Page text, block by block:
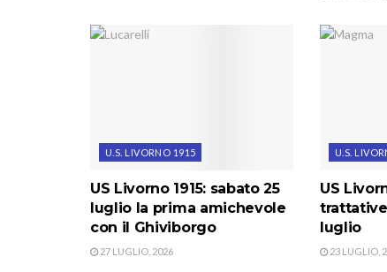
U.S. LIVORNO 1915
US Livorno 1915: sabato 25
luglio la prima amichevole
con il Ghiviborgo
27 LUGLIO, 2026
U.S.
US
luglio
23 LUGLIO,